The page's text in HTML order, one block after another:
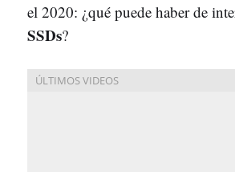
el 2020: ¿qué puede haber de
SSDs?